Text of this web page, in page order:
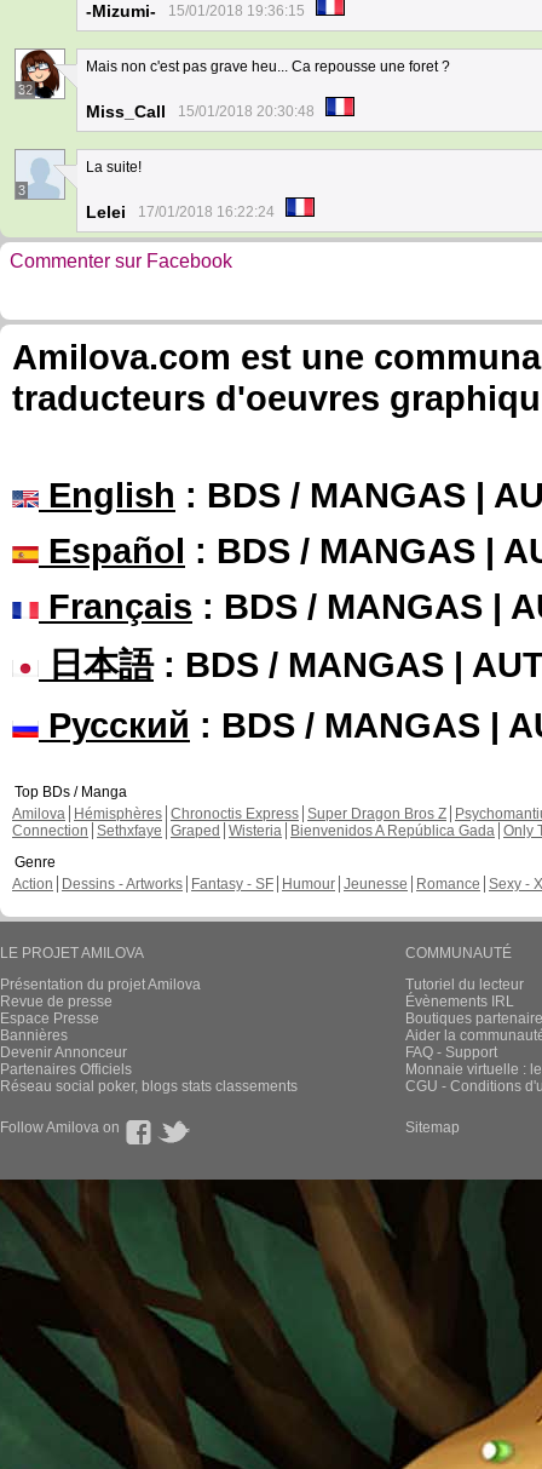
-Mizumi- 15/01/2018 19:36:15
32
Mais non c'est pas grave heu... Ca repousse une foret ?
Miss_Call 15/01/2018 20:30:48
3
La suite!
Lelei 17/01/2018 16:22:24
Commenter sur Facebook
Amilova.com est une
traducteurs d'oeuvres
English : BDS / MANGAS |
Español : BDS / MANGAS |
Français : BDS / MANGAS |
日本語: BDS / MANGAS |
Русский : BDS / MANGAS |
Top BDs / Manga
Amilova
Hémisphères Chronoctis Express Super Dragon Bros Z
Connection Sethxfaye Graped Wisteria Bienvenidos A República Gada Only
Genre
Action
Dessins - Artworks Fantasy - SF Humour Jeunesse Romance Sexy -
LE PROJET AMILOVA
Présentation du projet Amilova
Revue de presse
Espace Presse
Bannières
Devenir Annonceur
Partenaires Officiels
Réseau social poker, blogs stats classements
COMMUNAUTÉ
Tutoriel du lecteur
Évènements IRL
Boutiques
Aider la
FAQ - Support
Monnaie virtuelle :
CGU - Conditions
Follow Amilova on Sitemap